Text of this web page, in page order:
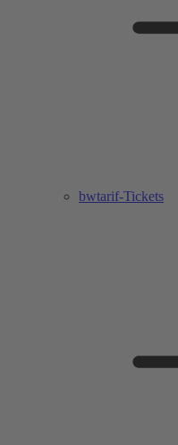
bwtarif-Tickets